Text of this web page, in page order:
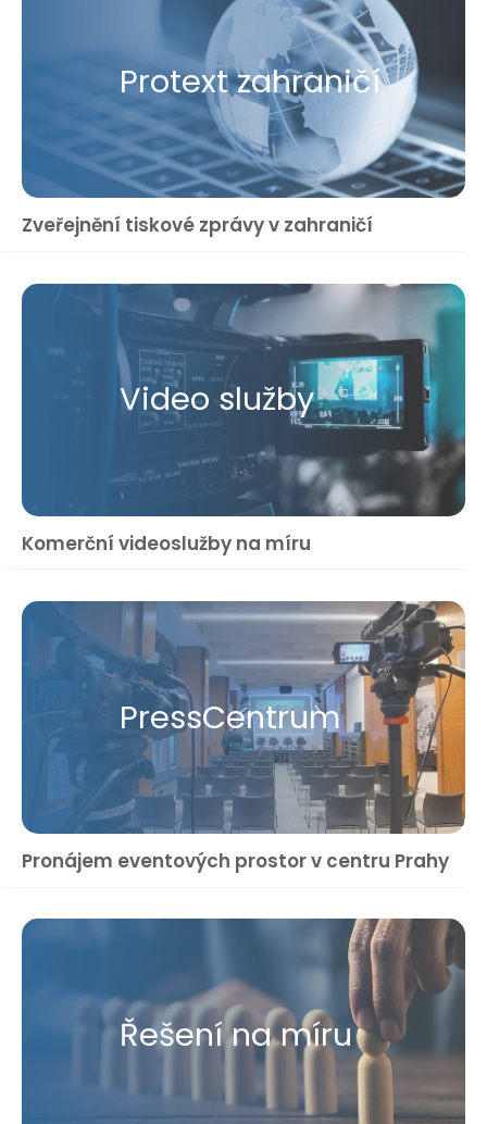
Protext zahraničí
Zveřejnění tiskové zprávy v zahraničí
Video služby
Komerční videoslužby na míru
Press​Centrum
Pronájem eventových prostor v centru Prahy
Řešení na míru